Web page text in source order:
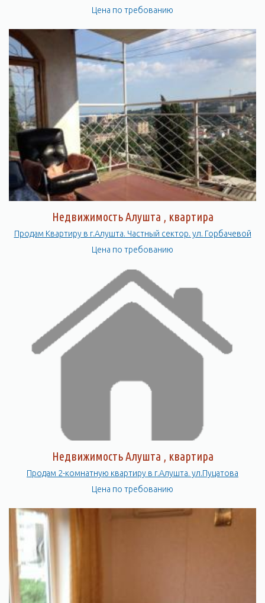
Цена по требованию
Недвижимость Алушта , квартира
Продам Квартиру в г.Алушта. Частный сектор. ул. Горбачевой
Цена по требованию
Недвижимость Алушта , квартира
Продам 2-комнатную квартиру в г.Алушта. ул.Пуцатова
Цена по требованию